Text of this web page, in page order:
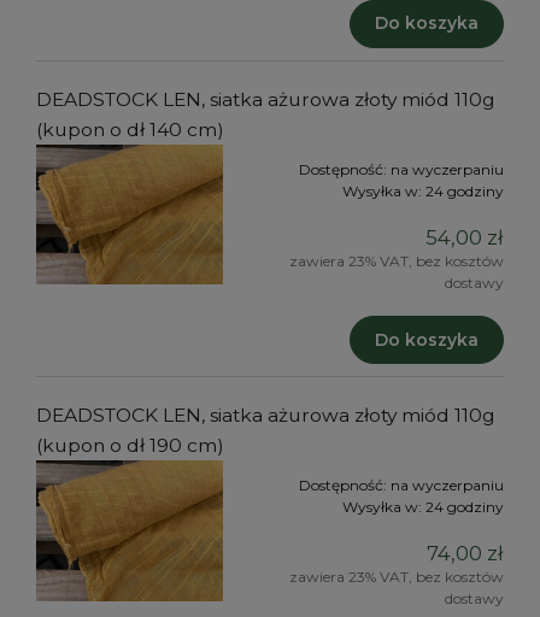
Do koszyka
DEADSTOCK LEN, siatka ażurowa złoty miód 110g
(kupon o dł 140 cm)
Dostępność: na wyczerpaniu
Wysyłka w: 24 godziny
54,00 zł
zawiera 23% VAT, bez kosztów
dostawy
Do koszyka
DEADSTOCK LEN, siatka ażurowa złoty miód 110g
(kupon o dł 190 cm)
Dostępność: na wyczerpaniu
Wysyłka w: 24 godziny
74,00 zł
zawiera 23% VAT, bez kosztów
dostawy